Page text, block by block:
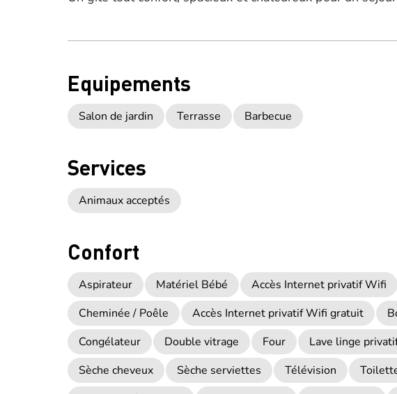
Equipements
Salon de jardin Terrasse Barbecue
Services
Animaux acceptés
Confort
Aspirateur Matériel Bébé Accès Internet privatif Wifi
Cheminée / Poêle
Accès Internet privatif Wifi gratuit
Congélateur
Double vitrage Four Lave linge
Sèche cheveux
Sèche serviettes Télévision